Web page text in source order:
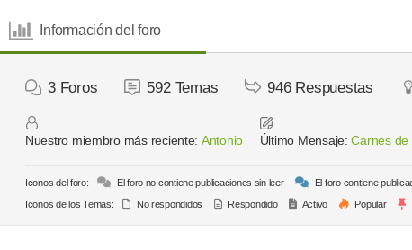
Información del foro
3 Foros 592 Temas 946 Respuestas
Nuestro miembro más reciente: Antonio Último Mensaje:Carnes de
Iconos del foro: El foro no contiene publicaciones sin leer
El foro contiene
Iconos de los Temas:
No respondidos Respondido Activo Popular